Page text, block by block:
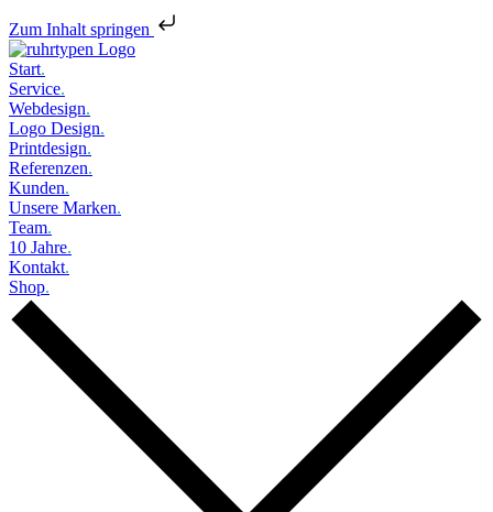
Zum Inhalt springen
Start.
Service.
Webdesign.
Logo Design.
Printdesign.
Referenzen.
Kunden.
Unsere Marken.
Team.
10 Jahre.
Kontakt.
Shop.